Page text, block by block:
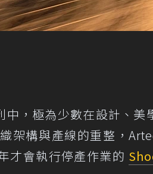
中，極為少數在設計、美
架構與產線的重整，
才會執行停產作業的